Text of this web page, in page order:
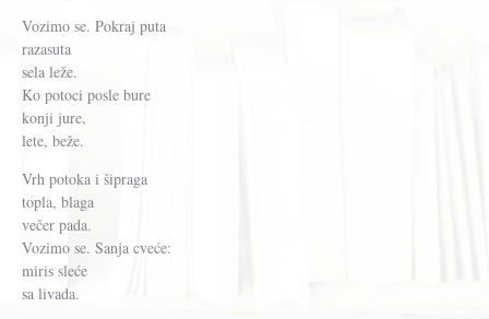
Vozimo se. Pokraj puta
razasuta
sela leže.
Ko potoci posle bure
konji jure,
lete, beže.
Vrh potoka i šipraga
topla, blaga
večer pada.
Vozimo se. Sanja cveće:
miris sleće
sa livada.